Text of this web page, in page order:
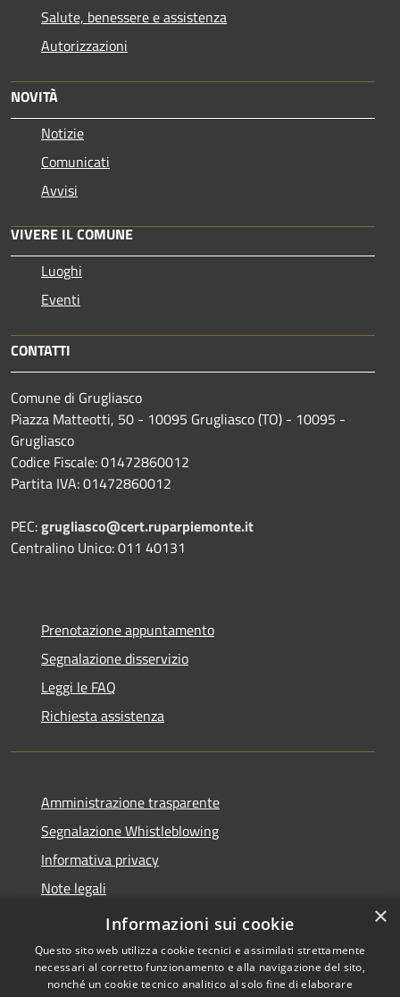
Salute, benessere e assistenza
Autorizzazioni
NOVITÀ
Notizie
Comunicati
Avvisi
VIVERE IL COMUNE
Luoghi
Eventi
CONTATTI
Comune di Grugliasco
Piazza Matteotti, 50 - 10095 Grugliasco (TO) - 10095 -
Grugliasco
Codice Fiscale: 01472860012
Partita IVA: 01472860012
PEC:grugliasco@cert.ruparpiemonte.it
Centralino Unico: 011 40131
Prenotazione appuntamento
Segnalazione disservizio
Leggi le FAQ
Richiesta assistenza
Amministrazione trasparente
Segnalazione Whistleblowing
Informativa privacy
Note legali
Dichiarazione di accessibilità
×
Informazioni sui cookie
Questo sito web utilizza cookie tecnici e assimilati strettamente
necessari al corretto funzionamento e alla navigazione del sito,
nonché un cookie tecnico analitico al solo fine di elaborare